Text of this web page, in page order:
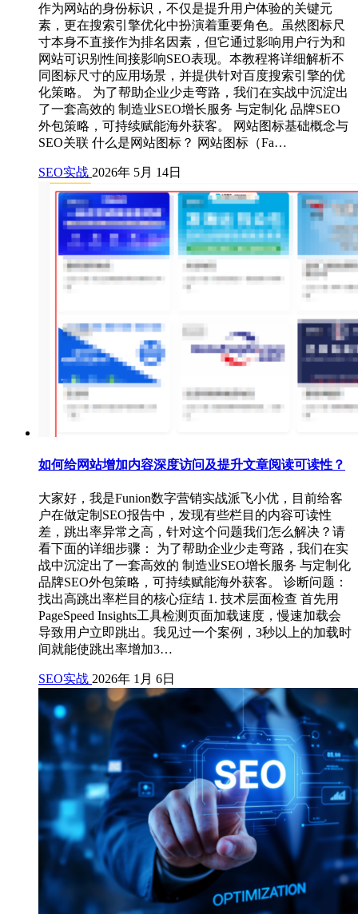
作为网站的身份标识，不仅是提升用户体验的关键元
素，更在搜索引擎优化中扮演着重要角色。虽然图标尺
寸本身不直接作为排名因素，但它通过影响用户行为和
网站可识别性间接影响SEO表现。本教程将详细解析不
同图标尺寸的应用场景，并提供针对百度搜索引擎的优
化策略。 为了帮助企业少走弯路，我们在实战中沉淀出
了一套高效的 制造业SEO增长服务 与定制化 品牌SEO
外包策略，可持续赋能海外获客。 网站图标基础概念与
SEO关联 什么是网站图标？ 网站图标（Fa…
SEO实战 2026年 5月 14日
如何给网站增加内容深度访问及提升文章阅读可读性？
大家好，我是Funion数字营销实战派飞小优，目前给客
户在做定制SEO报告中，发现有些栏目的内容可读性
差，跳出率异常之高，针对这个问题我们怎么解决？请
看下面的详细步骤： 为了帮助企业少走弯路，我们在实
战中沉淀出了一套高效的 制造业SEO增长服务 与定制化
品牌SEO外包策略，可持续赋能海外获客。 诊断问题：
找出高跳出率栏目的核心症结 1. 技术层面检查 首先用
PageSpeed Insights工具检测页面加载速度，慢速加载会
导致用户立即跳出。我见过一个案例，3秒以上的加载时
间就能使跳出率增加3…
SEO实战 2026年 1月 6日